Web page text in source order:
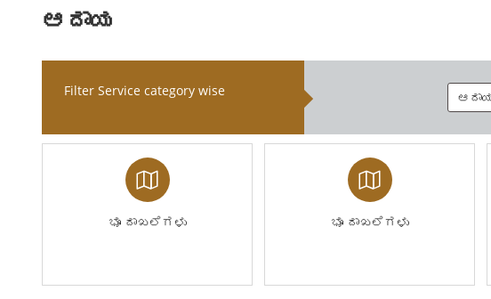
ಆದಾಯ
Filter Service category wise
ಭೂ ದಾಖಲೆಗಳು ಭೂ ದಾಖಲೆಗಳು